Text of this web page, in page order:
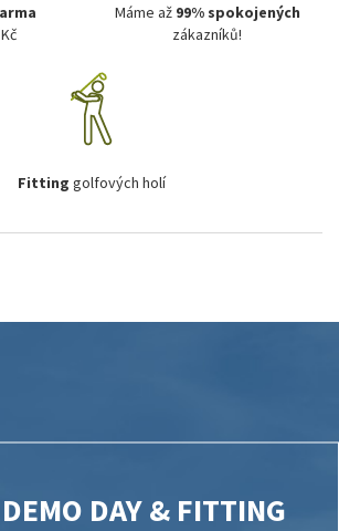
Máme až 99% spokojených
zákazníků!
Fitting golfových holí
DAY & FITTING